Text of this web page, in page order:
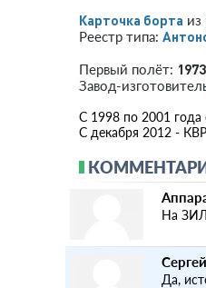
Карточка борта из
Реестр типа:
Первый полёт: 1973
Завод-
С 1998 по 2001 года
С декабря 2012 -
На
Да,